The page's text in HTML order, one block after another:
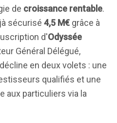
de croissance rentable.
sécurisé 4,5 M€ grâce à
d'Odyssée
Général Délégué,
en deux volets : une
qualifiés et une
aux particuliers via la